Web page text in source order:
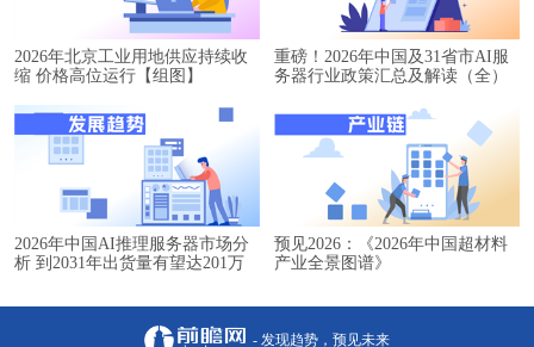
2026年北京工业用地供应持续收
缩 价格高位运行【组图】
重磅！2026年中国及31省市AI服
务器行业政策汇总及解读（全）
2026年中国AI推理服务器市场分
析 到2031年出货量有望达201万
预见2026：《2026年中国超材料
产业全景图谱》
- 发现趋势，预见未来